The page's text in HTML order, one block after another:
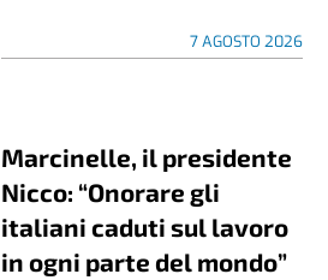
7 AGOSTO 2026
Marcinelle, il presidente
Nicco: “Onorare gli
italiani caduti sul lavoro
in ogni parte del mondo”